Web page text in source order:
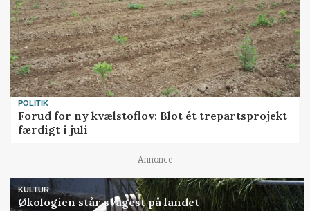
POLITIK
Forud for ny kvælstoflov: Blot ét trepartsprojekt
færdigt i juli
Annonce
KULTUR
Økologien står svagest på landet